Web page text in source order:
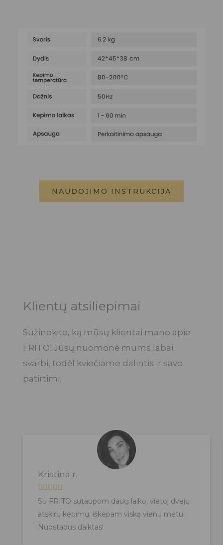
NAUDOJIMO INSTRUKCIJA
Klientų atsiliepimai
Sužinokite, ką mūsų klientai mano apie
FRITO! Jūsų nuomonė mums labai
svarbi, todėl kviečiame dalintis ir savo
patirtimi.
Kristina r.
    
a
t
Su FRITO sutaupom daug laiko, vietoj dvejų
atskirų kepimų, iškepam viską vienu metu.
Nuostabus daiktas!